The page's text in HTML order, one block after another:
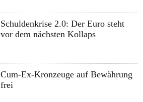
Schuldenkrise 2.0: Der Euro steht
vor dem nächsten Kollaps
Cum-Ex-Kronzeuge auf Bewährung
frei